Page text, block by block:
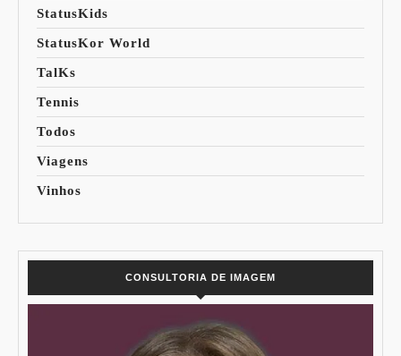
StatusKids
StatusKor World
TalKs
Tennis
Todos
Viagens
Vinhos
CONSULTORIA DE IMAGEM